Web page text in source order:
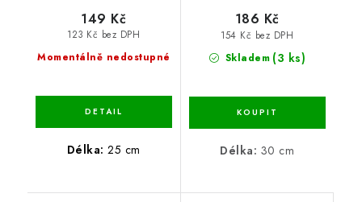
Momentálně nedostupné
123 Kč bez DPH
149 Kč
Délka: 25 cm
Skladem (3 ks)
154 Kč bez DPH
186 Kč
Délka: 30 cm